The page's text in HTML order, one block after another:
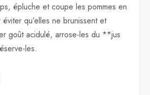
épluche et coupe les pommes en
qu’elles ne brunissent et
goût acidulé, arrose-les du **jus
les.